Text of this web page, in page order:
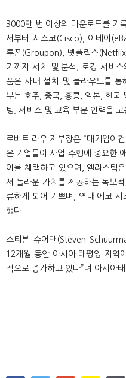
3000만 번 이상의 다운로드를 기
서부터 시스코(Cisco), 이베이
루폰(Groupon), 넷플릭스
기까지 서치 및 분석
,로깅 서비스
품은 사내 설치 및 클라우드를 통
부는 호주 중국 홍콩 일본 한국
팅
서비스 및 교육 부문 인력을 고
로버트 라우 지부장은 “대기업이
은 기업들이 사업 수행에 중요한
어를 채택하고 있으며
엘라스틱
서 놀라운 가치를 제공하는 독보
류하게 되어 기쁘며
역내 에코 시
했다
스티븐 슈어만 (Steven
12개월 동안 아시아 태평양 지역
적으로 증가하고 있다”며 아시아